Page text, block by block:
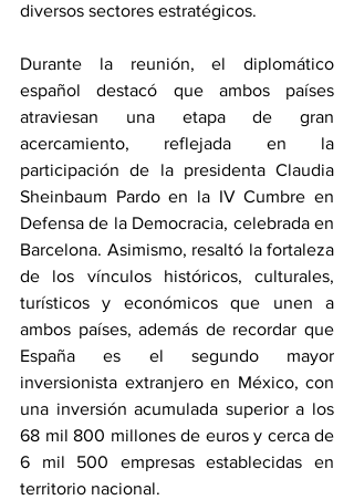
diversos sectores estratégicos.
Durante la reunión, el diplomático
español destacó que ambos países
atraviesan una etapa de gran
acercamiento, reflejada en la
participación de la presidenta Claudia
Sheinbaum Pardo en la IV Cumbre en
Defensa de la Democracia, celebrada en
Barcelona. Asimismo, resaltó la fortaleza
de los vínculos históricos, culturales,
turísticos y económicos que unen a
ambos países, además de recordar que
España es el segundo mayor
inversionista extranjero en México, con
una inversión acumulada superior a los
68 mil 800 millones de euros y cerca de
6 mil 500 empresas establecidas en
territorio nacional.